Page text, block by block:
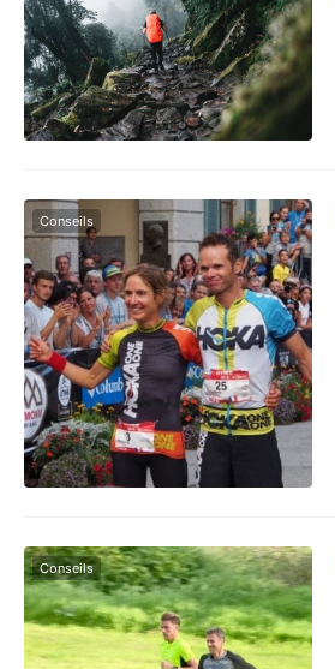
Conseils
Conseils